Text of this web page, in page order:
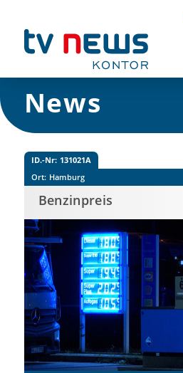
News
ID.-Nr: 131021A
Ort: Hamburg
Benzinpreis